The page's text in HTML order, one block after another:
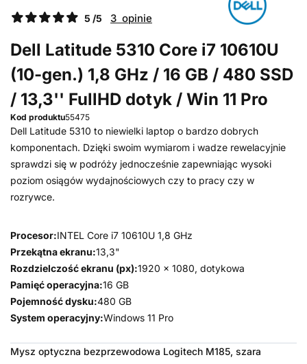
5 /5 3 opinie
Dell Latitude 5310 Core i7 10610U
(10-gen.) 1,8 GHz / 16 GB / 480 SSD
/ 13,3'' FullHD dotyk / Win 11 Pro
Kod produktu55475
Dell Latitude 5310 to niewielki laptop o bardzo dobrych
komponentach. Dzięki swoim wymiarom i wadze rewelacyjnie
sprawdzi się w podróży jednocześnie zapewniając wysoki
poziom osiągów wydajnościowych czy to pracy czy w
rozrywce.
Procesor:INTEL Core i7 10610U 1,8 GHz
Przekątna ekranu:13,3"
Rozdzielczość ekranu (px):1920 x 1080, dotykowa
Pamięć operacyjna:16 GB
Pojemność dysku:480 GB
System operacyjny:Windows 11 Pro
Mysz optyczna bezprzewodowa Logitech M185, szara